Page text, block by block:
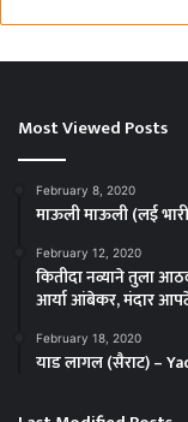
Most Viewed Posts
February 8, 2020
माऊली माऊली (लई
February 12, 2020
कितीदा नव्याने तुला
आर्या आंबेकर, मंदार
February 18, 2020
याड लागल (सैराट) –